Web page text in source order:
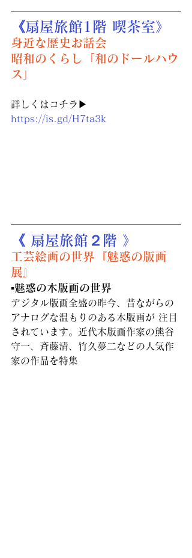
《扇屋旅館1階 喫茶室》
身近な歴史お話会
昭和のくらし「和のドールハウ
ス」
詳しくはコチラ▶︎
https://is.gd/H7ta3k
《 扇屋旅館２階 》
工芸絵画の世界『魅惑の版画
展』
▪️魅惑の木版画の世界
デジタル版画全盛の昨今、昔ながらの
アナログな温もりのある木版画が 注目
されています。近代木版画作家の熊谷
守一、斉藤清、竹久夢二などの人気作
家の作品を特集